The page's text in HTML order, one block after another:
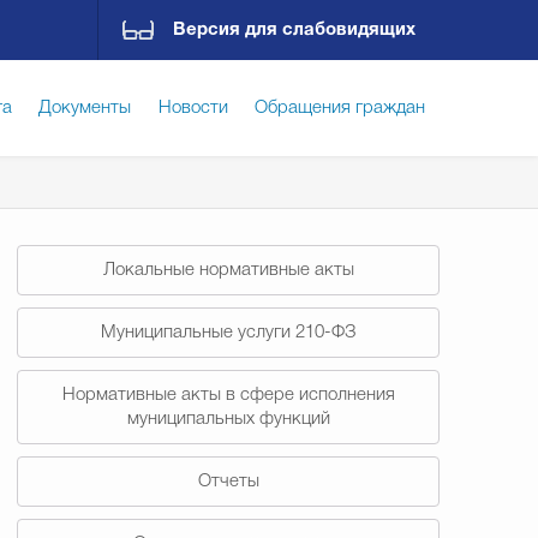
Версия для слабовидящих
Документы Новости Обращения граждан
комиссия Гостям Городского округа
Государственные организации информируют
Локальные нормативные акты
Муниципальные услуги 210-ФЗ
Нормативные акты в сфере исполнения
муниципальных функций
Отчеты